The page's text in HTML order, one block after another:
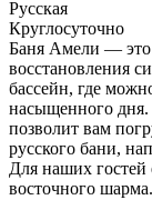
Русская
Круглосуточно
Баня Амели — это
восстановления
бассейн, где
насыщенного дня.
позволит вам
русского бани,
Для наших гостей
восточного